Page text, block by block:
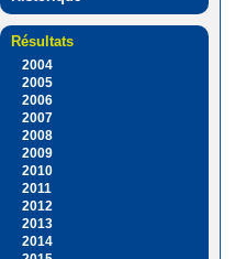
Résultats
2004
2005
2006
2007
2008
2009
2010
2011
2012
2013
2014